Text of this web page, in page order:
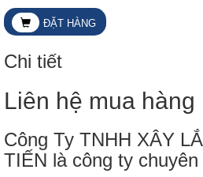
ĐẶT HÀNG
Chi tiết
Liên hệ mua hàng
Công Ty TNHH XÂY
TIẾN là công ty chuyên